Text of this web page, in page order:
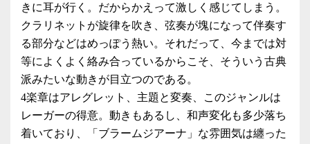
きに耳が行く。だからかえって激しく感じてしまう。
クラリネットが旋律を吹き、弦奏が塊になって伴奏す
る部分などはめっぽう熱い。それだって、今までは対
等によくよく絡み合っているからこそ、そういう古典
派みたいな動きが目立つのである。
4楽章はアレグレット、主題と変奏、このジャンルは
レーガーの得意。動きもあるし、和声変化も多少落ち
着いており、「ブラームジアーナ」な雰囲気は纏った